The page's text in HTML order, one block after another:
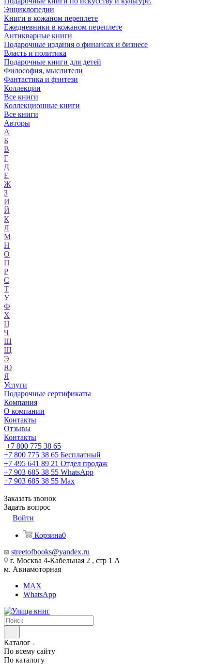
Энциклопедии
Книги в кожаном переплете
Ежедневники в кожаном переплете
Антикварные книги
Подарочные издания о финансах и бизнесе
Власть и политика
Подарочные книги для детей
Философия, мыслители
Фантастика и фэнтези
Коллекции
Все книги
Коллекционные книги
Все книги
Авторы
А
Б
В
Г
Д
Е
Ж
З
И
Й
К
Л
М
Н
О
П
Р
С
Т
У
Ф
Х
Ц
Ч
Ш
Щ
Э
Ю
Я
Услуги
Подарочные сертификаты
Компания
О компании
Контакты
Отзывы
Контакты
+7 800 775 38 65
+7 800 775 38 65 Бесплатный
+7 495 641 89 21 Отдел продаж
+7 903 685 38 55 WhatsApp
+7 903 685 38 55 Max
Заказать звонок
Задать вопрос
Войти
Корзина0
streetofbooks@yandex.ru
г. Москва 4-Кабельная 2 , стр 1 А
м. Авиамоторная
MAX
WhatsApp
Каталог
По всему сайту
По каталогу